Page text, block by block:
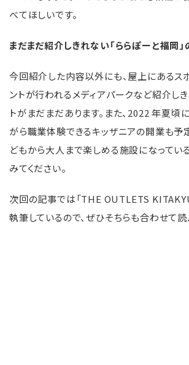
べてほしいです。
まだまだ紹介しきれない「ららぽーと福岡」
今回紹介した内容以外にも、屋上にあるス
ントが行われるメディアパークなど紹介し
トがまだまだあります。また、2022 年夏頃
がら職業体験できるキッザニアの開業も予
どもから大人まで楽しめる施設になってい
みてください。
次回の記事では「THE OUTLETS
執筆しているので、ぜひそちらも合わせて読